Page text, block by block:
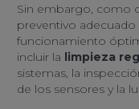
Sin embargo, como
preventivo adecuado
funcionamiento
incluir la limpieza
sistemas, la
de los sensores y la